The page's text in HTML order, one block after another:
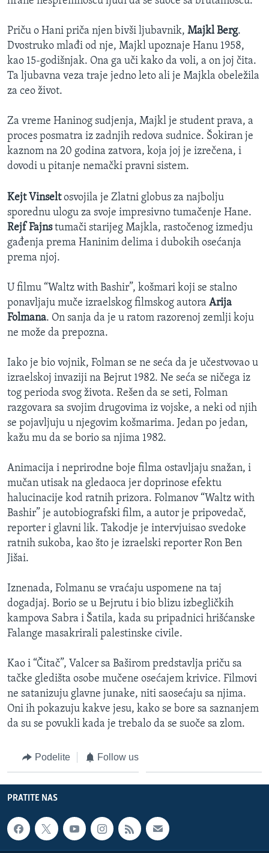
Priču o Hani priča njen bivši ljubavnik, Majkl Berg.
Dvostruko mlađi od nje, Majkl upoznaje Hanu 1958,
kao 15-godišnjak. Ona ga uči kako da voli, a on joj čita.
Ta ljubavna veza traje jedno leto ali je Majkla obeležila
za ceo život.
Za vreme Haninog sudjenja, Majkl je student prava, a
proces posmatra iz zadnjih redova sudnice. Šokiran je
kaznom na 20 godina zatvora, koja joj je izrečena, i
dovodi u pitanje nemački pravni sistem.
Kejt Vinseltosvojila je Zlatni globus za najbolju
sporednu ulogu za svoje impresivno tumačenje Hane.
Rejf Fajnstumači starijeg Majkla, rastočenog izmedju
gađenja prema Haninim delima i dubokih osećanja
prema njoj.
U filmu “Waltz with Bashir”, košmari koji se stalno
ponavljaju muče izraelskog filmskog autora Arija
Folmana. On sanja da je u ratom razorenoj zemlji koju
ne može da prepozna.
Iako je bio vojnik, Folman se ne seća da je učestvovao u
izraelskoj invaziji na Bejrut 1982. Ne seća se ničega iz
tog perioda svog života. Rešen da se seti, Folman
razgovara sa svojim drugovima iz vojske, a neki od njih
se pojavljuju u njegovim košmarima. Jedan po jedan,
kažu mu da se borio sa njima 1982.
Animacija i neprirodne boje filma ostavljaju snažan, i
mučan utisak na gledaoca jer doprinose efektu
halucinacije kod ratnih prizora. Folmanov “Waltz with
Bashir” je autobiografski film, a autor je pripovedač,
reporter i glavni lik. Takodje je intervjuisao svedoke
ratnih sukoba, kao što je izraelski reporter Ron Ben
Jišai.
Iznenada, Folmanu se vraćaju uspomene na taj
dogadjaj. Borio se u Bejrutu i bio blizu izbegličkih
kampova Sabra i Šatila, kada su pripadnici hrišćanske
Falange masakrirali palestinske civile.
Kao i “Čitač”, Valcer sa Baširom predstavlja priču sa
tačke gledišta osobe mučene osećajem krivice. Filmovi
ne satanizuju glavne junake, niti saosećaju sa njima.
Oni ih pokazuju kakve jesu, kako se bore sa saznanjem
da su se povukli kada je trebalo da se suoče sa zlom.
Podelite Follow us
PRATITE NAS